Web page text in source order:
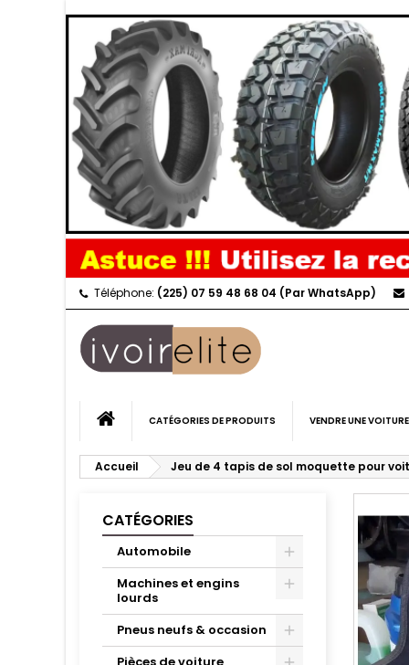
Téléphone: (225) 07 59 48 68 04 (Par WhatsApp)
CATÉGORIES DE PRODUITS VENDRE UNE VOITURE
Accueil Jeu de 4 tapis de sol moquette pour
CATÉGORIES
Automobile
Machines et engins
lourds
Pneus neufs & occasion